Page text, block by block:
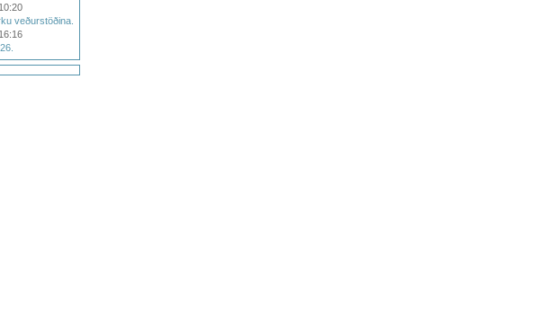
veðurstöðina.